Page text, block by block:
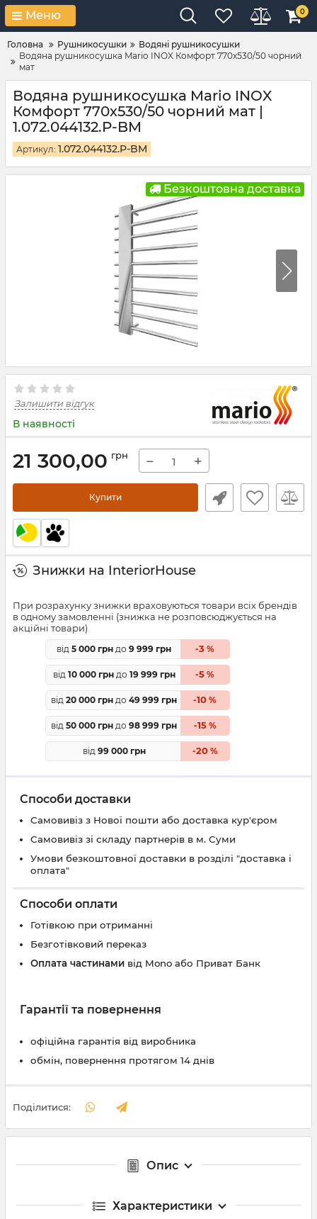
Меню 0
Головна Рушникосушки
Водяні рушникосушки
Водяна рушникосушка Mario INOX Комфорт 770х530/50 чорний
мат
Водяна рушникосушка Mario INOX
Комфорт 770х530/50 чорний мат |
1.072.044132.P-BM
Артикул: 1.072.044132.P-BM
Безкоштовна доставка
Залишити відгук
В наявності
21 300,00 грн − +
Купити
Знижки на InteriorHouse
При розрахунку знижки враховуються товари всіх брендів
в одному замовленні (знижка не розповсюджується на
акційні товари)
від 5 000 грн до 9 999 грн -3 %
від 10 000 грндо 19 999 грн -5 %
від 20 000 грн до 49 999 грн -10 %
від 50 000 грн до 98 999 грн -15%
від 99 000 грн -20%
Способи доставки
Самовивіз з Нової пошти або доставка кур'єром
Самовивіз зі складу партнерів в м. Суми
Умови безкоштовної доставки в розділі "доставка і
оплата"
Способи оплати
Готівкою при отриманні
Безготівковий переказ
Оплата частинами від Mono або Приват Банк
Гарантії та повернення
офіційна гарантія від виробника
обмін, повернення протягом 14 днів
Поділитися:
Опис
Характеристики